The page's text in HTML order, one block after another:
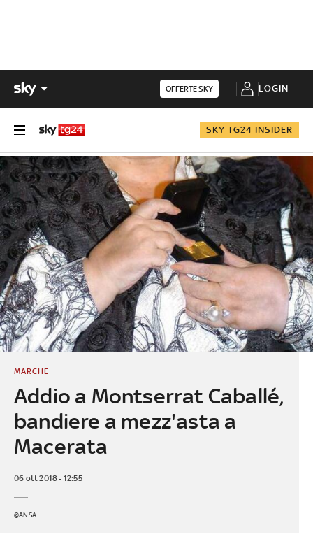
OFFERTE SKY LOGIN
SKY TG24 INSIDER
Addio a Montserrat Caballé,
bandiere a mezz'asta a
Macerata
MARCHE
06 ott 2018 - 12:55
@ANSA